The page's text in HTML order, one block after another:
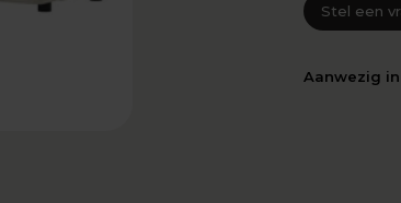
Stel een
Aanwezig